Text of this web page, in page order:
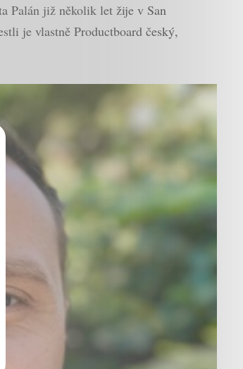
Palán již několik let žije v San
je vlastně Productboard český,